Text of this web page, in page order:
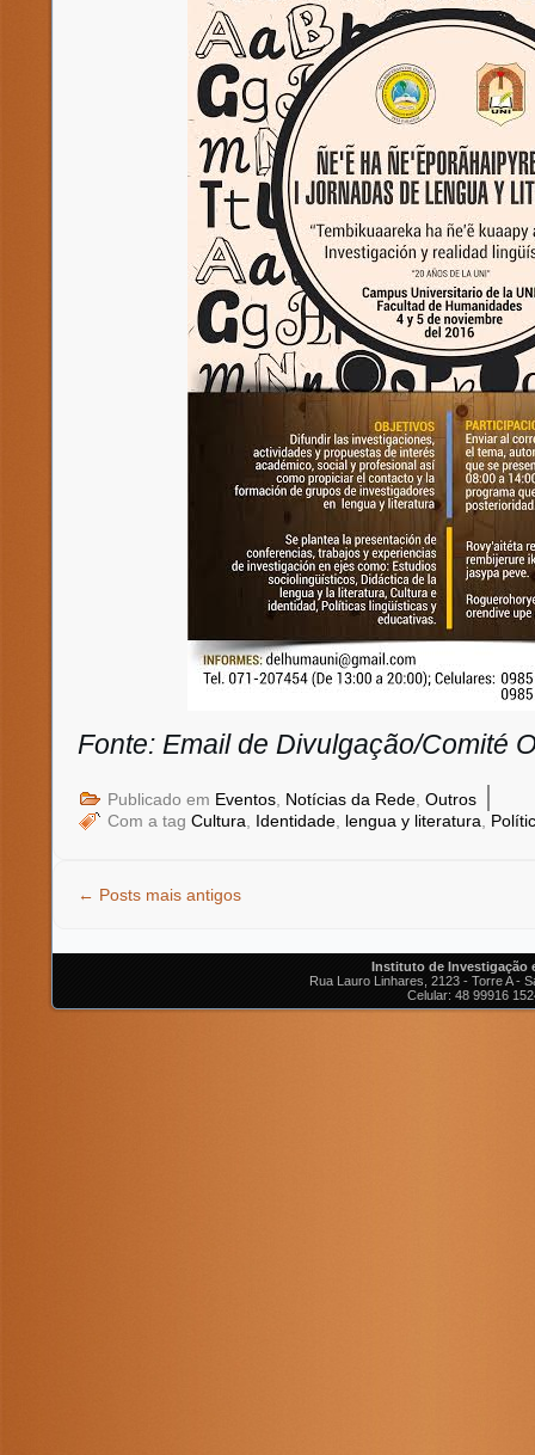
Fonte: Email de Divulgação/Comité
Publicado em Eventos Notícias da Rede Outros |
Com a tag Cultura Identidade lengua y literatura
← Posts mais antigos
Instituto de Investigação
Rua Lauro Linhares, 2123 - Torre A -
Celular: 48 99916